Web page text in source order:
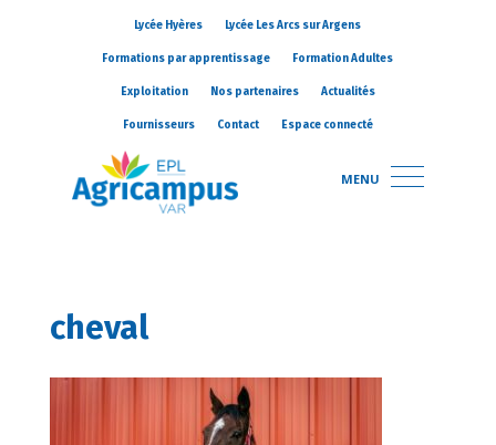
Lycée Hyères Lycée Les Arcs sur Argens
Formations par apprentissage Formation Adultes
Exploitation Nos partenaires Actualités
Fournisseurs Contact Espace connecté
MENU
cheval